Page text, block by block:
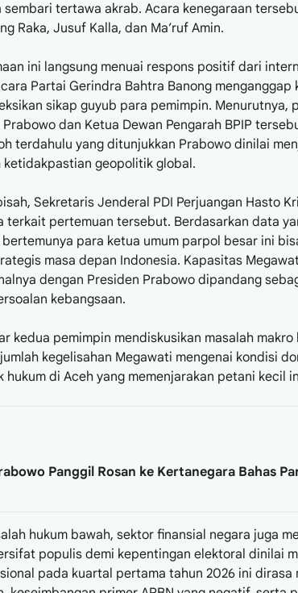
sembari tertawa akrab. Acara kenegaraan
Raka, Jusuf Kalla, dan Ma’ruf Amin.
ini langsung menuai respons positif dari
Partai Gerindra Bahtra Banong
sikap guyub para pemimpin. Menurutnya,
dan Ketua Dewan Pengarah BPIP
terdahulu yang ditunjukkan Prabowo dinilai
ketidakpastian geopolitik global.
Sekretaris Jenderal PDI Perjuangan Hasto
terkait pertemuan tersebut. Berdasarkan data
para ketua umum parpol besar ini
masa depan Indonesia. Kapasitas
dengan Presiden Prabowo dipandang
kebangsaan.
kedua pemimpin mendiskusikan masalah
kegelisahan Megawati mengenai kondisi
hukum di Aceh yang memenjarakan petani kecil
Panggil Rosan ke Kertanegara Bahas
hukum bawah, sektor finansial negara juga
populis demi kepentingan elektoral dinilai
pada kuartal pertama tahun 2026 ini